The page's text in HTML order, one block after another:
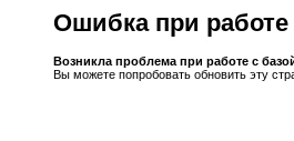
Ошибка при
Возникла проблема при работе с
Вы можете попробовать обновить эту